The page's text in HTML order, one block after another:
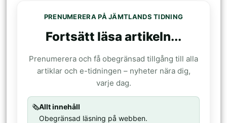
PRENUMERERA PÅ JÄMTLANDS TIDNING
Fortsätt läsa artikeln...
Prenumerera och få obegränsad tillgång till alla
artiklar och e-tidningen – nyheter nära dig,
varje dag.
🗞️Allt innehåll
Obegränsad läsning på webben.